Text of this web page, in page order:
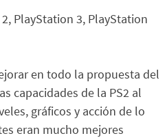
PlayStation 3, PlayStation
en todo la propuesta del
capacidades de la PS2 al
gráficos y acción de lo
eran mucho mejores